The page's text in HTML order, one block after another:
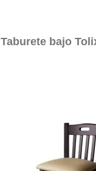
Taburete bajo